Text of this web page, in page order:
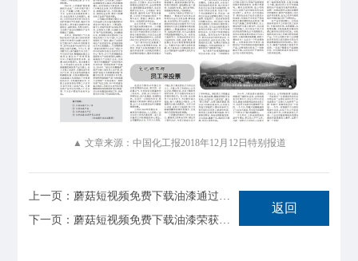
▲ 文章来源：中国化工报2018年12月12日特别报道
上一页：蘑菇短视频免费下载油漆通过卓越绩效管理模式现场评审
下一页：蘑菇短视频免费下载油漆荣获湖州市“绿色工厂”称号
返回